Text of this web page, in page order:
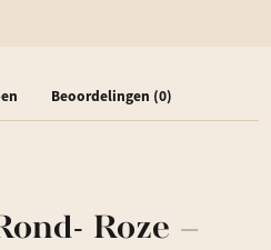
Dibond
Beoordelingen (0)
Roze –